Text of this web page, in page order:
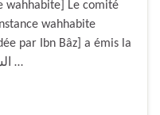
wahhabite] Le comité
wahhabite
par Ibn Bâz] a émis la
Fatwâ suivante : «السؤال : هل يجوز …